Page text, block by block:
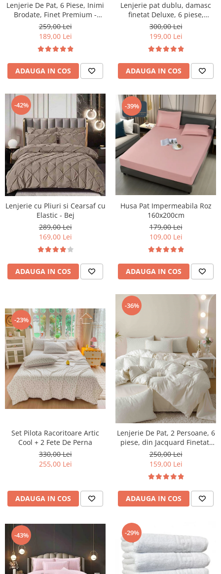
Lenjerie De Pat, 6 Piese, Inimi
Brodate, Finet Premium -
Verde
259,00 Lei
189,00 Lei
ADAUGA IN COS
Lenjerie pat dublu, damasc
finetat Deluxe, 6 piese,
cearceaf pat cu elastic, Negru,
RS48E
300,00 Lei
199,00 Lei
ADAUGA IN COS
-42%
Lenjerie cu Pliuri si Cearsaf cu
Elastic - Bej
289,00 Lei
169,00 Lei
ADAUGA IN COS
-39%
Husa Pat Impermeabila Roz
160x200cm
179,00 Lei
109,00 Lei
ADAUGA IN COS
-23%
Set Pilota Racoritoare Artic
Cool + 2 Fete De Perna
330,00 Lei
255,00 Lei
ADAUGA IN COS
-36%
Lenjerie De Pat, 2 Persoane, 6
piese, din Jacquard Finetat,
Crem deschis
250,00 Lei
159,00 Lei
ADAUGA IN COS
-43% -29%